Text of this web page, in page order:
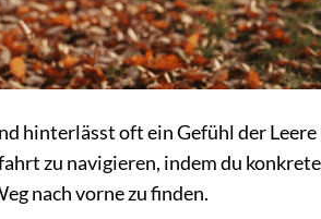
hinterlässt oft ein Gefühl der Leere
zu navigieren, indem du konkrete
nach vorne zu finden.